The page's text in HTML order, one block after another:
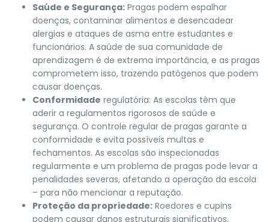
Saúde e Segurança: Pragas podem espalhar
doenças, contaminar alimentos e desencadear
alergias e ataques de asma entre estudantes e
funcionários. A saúde de sua comunidade de
aprendizagem é de extrema importância, e as pragas
comprometem isso, trazendo patógenos que podem
causar doenças.
Conformidade regulatória: As escolas têm que
aderir a regulamentos rigorosos de saúde e
segurança. O controle regular de pragas garante a
conformidade e evita possíveis multas e
fechamentos. As escolas são inspecionadas
regularmente e um problema de pragas pode levar a
penalidades severas, afetando a operação da escola
– para não mencionar a reputação.
Proteção da propriedade: Roedores e cupins
podem causar danos estruturais significativos,